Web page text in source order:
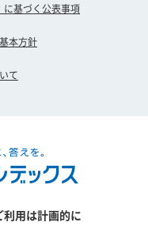
に基づく公表事項
本方針
て
用は計画的に